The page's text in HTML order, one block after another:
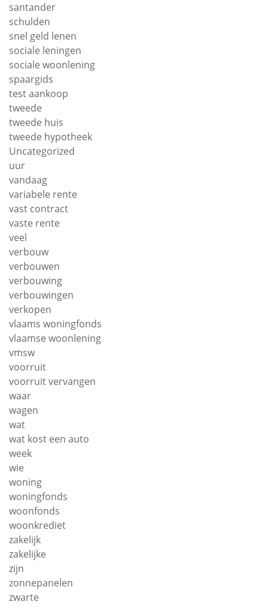
santander
schulden
snel geld lenen
sociale leningen
sociale woonlening
spaargids
test aankoop
tweede
tweede huis
tweede hypotheek
Uncategorized
uur
vandaag
variabele rente
vast contract
vaste rente
veel
verbouw
verbouwen
verbouwing
verbouwingen
verkopen
vlaams woningfonds
vlaamse woonlening
vmsw
voorruit
voorruit vervangen
waar
wagen
wat
wat kost een auto
week
wie
woning
woningfonds
woonfonds
woonkrediet
zakelijk
zakelijke
zijn
zonnepanelen
zwarte